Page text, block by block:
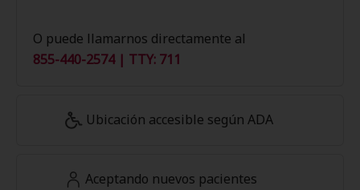
O puede llamarnos directamente al
855-440-2574 | TTY: 711
Ubicación accesible según ADA
Aceptando nuevos pacientes